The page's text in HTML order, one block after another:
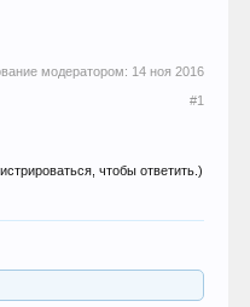
модератором: 14 ноя 2016
#1
чтобы ответить.)